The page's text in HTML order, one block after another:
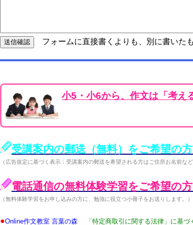
フォームに直接書くよりも、別に書いた
小5・小6から、作文は「考え
受講案内の郵送（無料）をご希望の
（広告規定に基づく表示：受講案内の郵送を希望される方はご住所お名前な
電話通信の無料体験学習をご希望の
（無料体験学習をお申し込みの方に、勉強に役立つ小冊子をお送りします。）
●Online作文教室 言葉の森 「特定商取引に関する法律」に基づ